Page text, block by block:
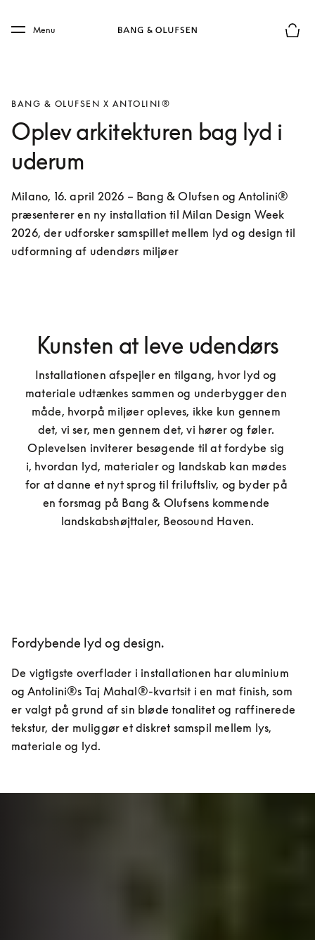
Skip to main footer
Menu
BANG & OLUFSEN X ANTOLINI®
Oplev arkitekturen bag lyd i
uderum
Milano, 16. april 2026 – Bang & Olufsen og Antolini®
præsenterer en ny installation til Milan Design Week
2026, der udforsker samspillet mellem lyd og design til
udformning af udendørs miljøer
Kunsten at leve udendørs
Installationen afspejler en tilgang, hvor lyd og
materiale udtænkes sammen og underbygger den
måde, hvorpå miljøer opleves, ikke kun gennem
det, vi ser, men gennem det, vi hører og føler.
Oplevelsen inviterer besøgende til at fordybe sig
i, hvordan lyd, materialer og landskab kan mødes
for at danne et nyt sprog til friluftsliv, og byder på
en forsmag på Bang & Olufsens kommende
landskabshøjttaler, Beosound Haven.
Fordybende lyd og design.
De vigtigste overflader i installationen har aluminium
og Antolini®s Taj Mahal®-kvartsit i en mat finish, som
er valgt på grund af sin bløde tonalitet og raffinerede
tekstur, der muliggør et diskret samspil mellem lys,
materiale og lyd.